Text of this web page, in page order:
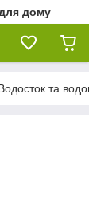
дому
та